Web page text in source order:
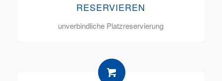
RESERVIEREN
unverbindliche Platzreservierung